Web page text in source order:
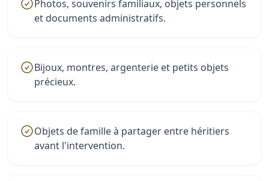
Photos, souvenirs familiaux, objets personnels
et documents administratifs.
Bijoux, montres, argenterie et petits objets
précieux.
Objets de famille à partager entre héritiers
avant l'intervention.